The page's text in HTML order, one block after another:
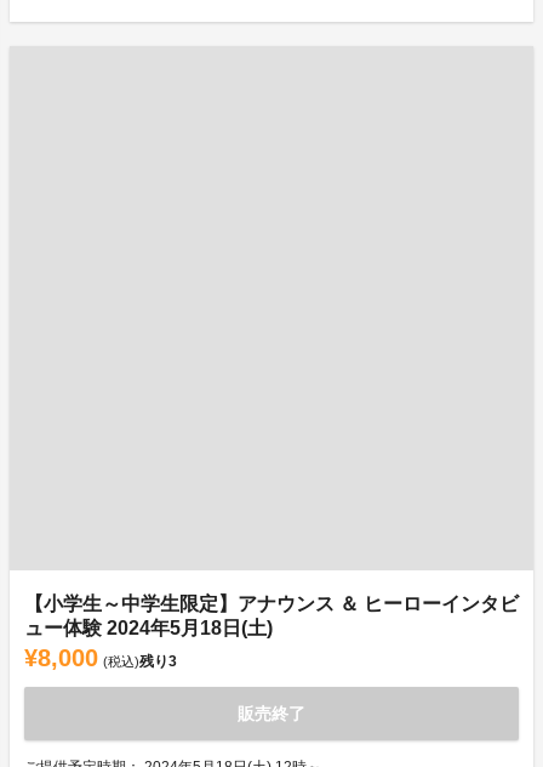
【小学生～中学生限定】アナウンス ＆ ヒーローインタビ
ュー体験 2024年5月18日(土)
¥8,000 (税込)残り3
販売終了